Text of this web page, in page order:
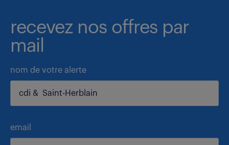
recevez nos offres par
mail
nom de votre alerte
email